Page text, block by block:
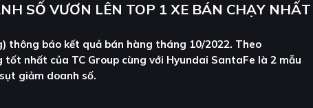
SỐ VƯƠN LÊN TOP 1 XE BÁN CHẠY NHẤT
thông báo kết quả bán hàng tháng 10/2022. Theo
nhất của TC Group cùng với Hyundai SantaFe là 2 mẫu
giảm doanh số.